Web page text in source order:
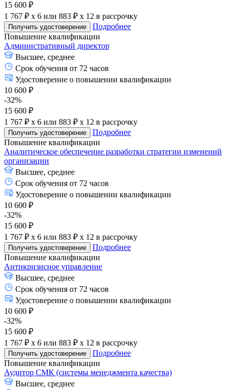
15 600 ₽
1 767 ₽ x 6 или 883 ₽ x 12 в рассрочку
Получить удостоверение
Подробнее
Повышение квалификации
Административный директор
Высшее, среднее
Срок обучения от 72 часов
Удостоверение о повышении квалификации
10 600 ₽
-32%
15 600 ₽
1 767 ₽ x 6 или 883 ₽ x 12 в рассрочку
Получить удостоверение
Подробнее
Повышение квалификации
Аналитическое обеспечение разработки стратегии изменений
организации
Высшее, среднее
Срок обучения от 72 часов
Удостоверение о повышении квалификации
10 600 ₽
-32%
15 600 ₽
1 767 ₽ x 6 или 883 ₽ x 12 в рассрочку
Получить удостоверение
Подробнее
Повышение квалификации
Антикризисное управление
Высшее, среднее
Срок обучения от 72 часов
Удостоверение о повышении квалификации
10 600 ₽
-32%
15 600 ₽
1 767 ₽ x 6 или 883 ₽ x 12 в рассрочку
Получить удостоверение
Подробнее
Повышение квалификации
Аудитор СМК (системы менеджмента качества)
Высшее, среднее